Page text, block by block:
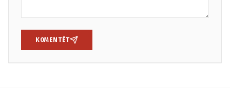
KOMENTĒT